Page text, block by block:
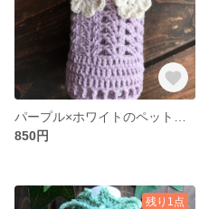
850円
残り1点